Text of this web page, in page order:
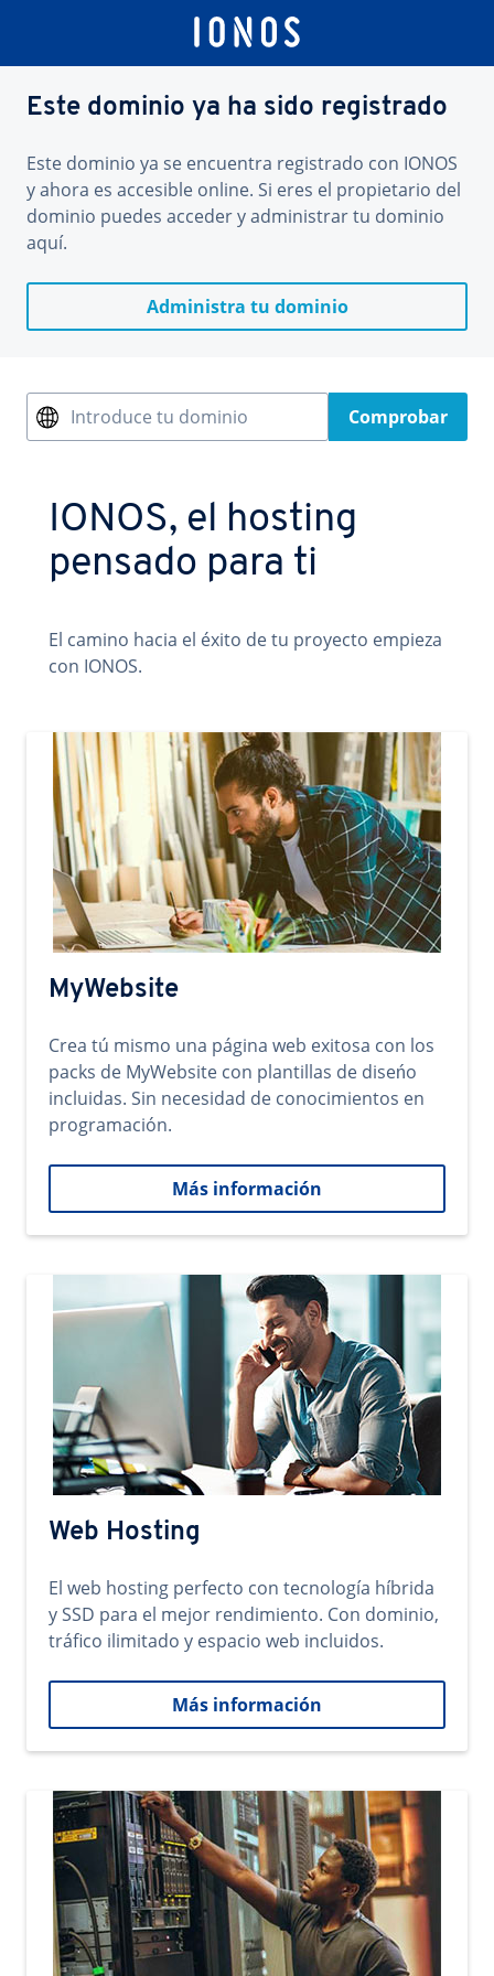
Este dominio ya ha sido registrado
Este dominio ya se encuentra registrado con IONOS
y ahora es accesible online. Si eres el propietario del
dominio puedes acceder y administrar tu dominio
aquí.
Administra tu dominio
Introduce tu dominio Comprobar
IONOS, el hosting
pensado para ti
El camino hacia el éxito de tu proyecto empieza
con IONOS.
MyWebsite
Crea tú mismo una página web exitosa con los
packs de MyWebsite con plantillas de diseńo
incluidas. Sin necesidad de conocimientos en
programación.
Más información
Web Hosting
El web hosting perfecto con tecnología híbrida
y SSD para el mejor rendimiento. Con dominio,
tráfico ilimitado y espacio web incluidos.
Más información